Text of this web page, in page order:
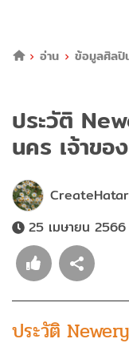
อ่าน
ข้อมูลศิลปิ
ณ นคร เจ้าของเพลงฮิ
ประวัติ
นคร เจ้าข
25 เมษายน
ประวัติ